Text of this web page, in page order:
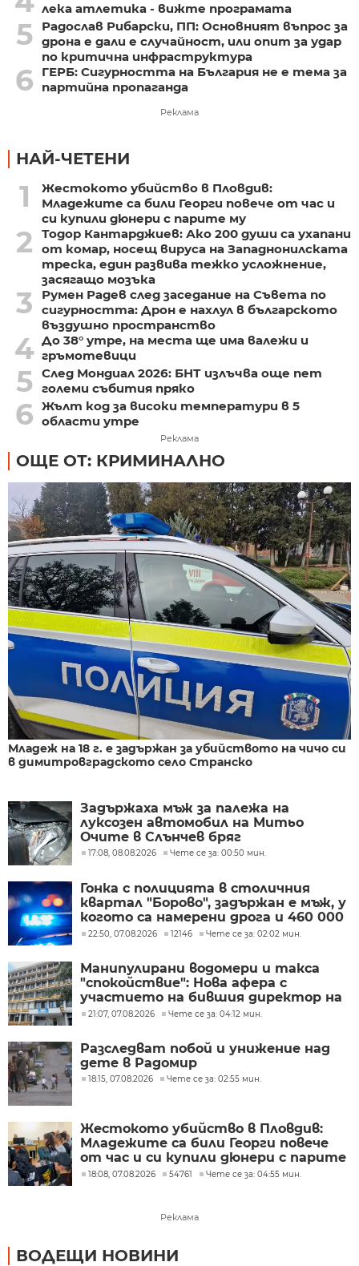
лека атлетика - вижте програмата
5
Радослав Рибарски, ПП: Основният въпрос за
дрона е дали е случайност, или опит за удар
по критична инфраструктура
6
ГЕРБ: Сигурността на България не е тема за
партийна пропаганда
Реклама
НАЙ-ЧЕТЕНИ
1
Жестокото убийство в Пловдив:
Младежите са били Георги повече от час и
си купили дюнери с парите му
2
Тодор Кантарджиев: Ако 200 души са ухапани
от комар, носещ вируса на Западнонилската
треска, един развива тежко усложнение,
засягащо мозъка
3
Румен Радев след заседание на Съвета по
сигурността: Дрон е нахлул в българското
въздушно пространство
4 До 38° утре, на места ще има валежи и
гръмотевици
5 След Мондиал 2026: БНТ излъчва още пет
големи събития пряко
6 Жълт код за високи температури в 5
области утре
Реклама
ОЩЕ ОТ: КРИМИНАЛНО
Младеж на 18 г. е задържан за убийството на чичо си
в димитровградското село Странско
Задържаха мъж за палежа на
луксозен автомобил на Митьо
Очите в Слънчев бряг
17:08, 08.08.2026 Чете се за: 00:50 мин.
Гонка с полицията в столичния
квартал "Борово", задържан е мъж, у
когото са намерени дрога и 460 000
евро
22:50, 07.08.2026 12146 Чете се за: 02:02 мин.
Манипулирани водомери и такса
"спокойствие": Нова афера с
участието на бившия директор на
"ВиК - Бургас"
21:07, 07.08.2026 Чете се за: 04:12 мин.
Разследват побой и унижение над
дете в Радомир
18:15, 07.08.2026 Чете се за: 02:55 мин.
Жестокото убийство в Пловдив:
Младежите са били Георги повече
от час и си купили дюнери с парите
му
18:08, 07.08.2026 54761 Чете се за: 04:55 мин.
Реклама
ВОДЕЩИ НОВИНИ